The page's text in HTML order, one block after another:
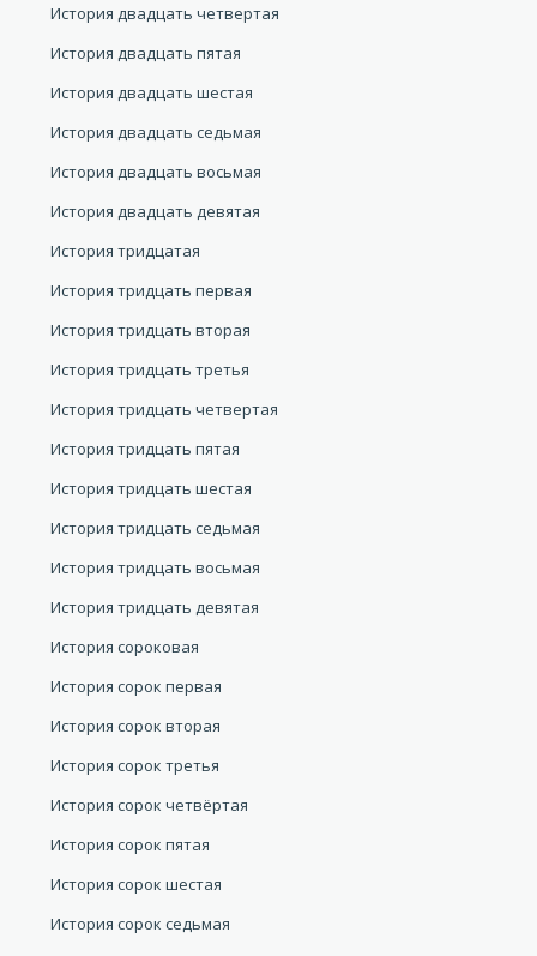
История двадцать четвертая
История двадцать пятая
История двадцать шестая
История двадцать седьмая
История двадцать восьмая
История двадцать девятая
История тридцатая
История тридцать первая
История тридцать вторая
История тридцать третья
История тридцать четвертая
История тридцать пятая
История тридцать шестая
История тридцать седьмая
История тридцать восьмая
История тридцать девятая
История сороковая
История сорок первая
История сорок вторая
История сорок третья
История сорок четвёртая
История сорок пятая
История сорок шестая
История сорок седьмая